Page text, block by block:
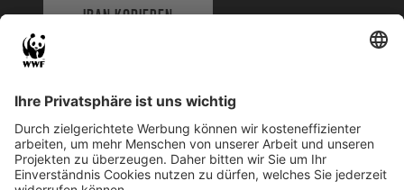
IBAN KOPIEREN
WWF Deutschland
Reinhardtstr. 18